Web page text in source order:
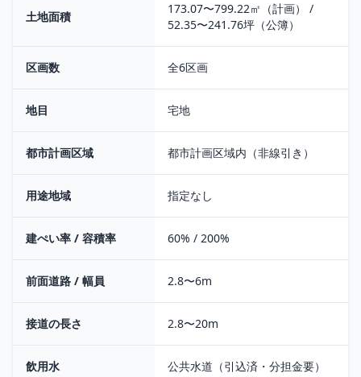
土地面積
173.07〜799.22㎡（計画） /
52.35〜241.76坪（公簿）
区画数 全6区画
地目 宅地
都市計画区域 都市計画区域内（非線引き）
用途地域 指定なし
建ぺい率 / 容積率 60% / 200%
前面道路 / 幅員 2.8〜6m
接道の長さ 2.8〜20m
飲用水 公共水道（引込済・分担金要）